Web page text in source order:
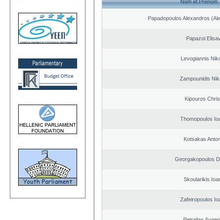
Nom et Prénom
Papadopoulos Alexandros
Papazoi
Levogiannis
Zampounidis
Kipouros
Thomopoulos
Kotsakas
Georgakopoulos
Skoularikis
Zafeiropoulos